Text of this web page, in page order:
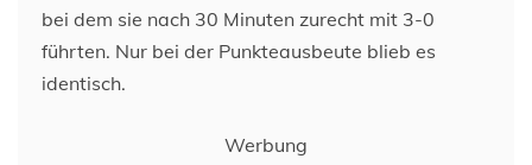
bei dem sie nach 30 Minuten zurecht mit 3-0
führten. Nur bei der Punkteausbeute blieb es
identisch.
Werbung